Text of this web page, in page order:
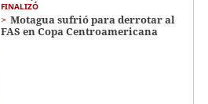
FINALIZÓ
Motagua sufrió para derrotar al
FAS en Copa Centroamericana